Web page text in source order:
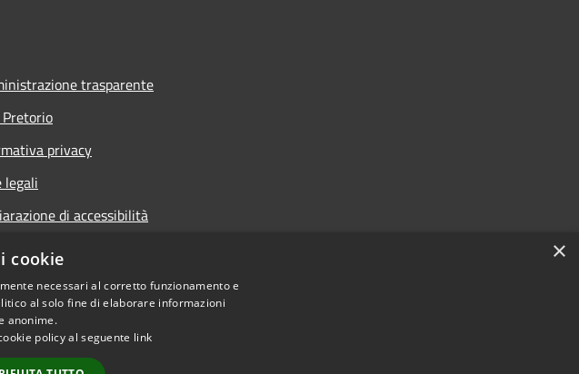
trasparente
privacy
legali
di accessibilità
×
cookie
necessari al corretto funzionamento e
al solo fine di elaborare informazioni
anonime.
policy al seguente link